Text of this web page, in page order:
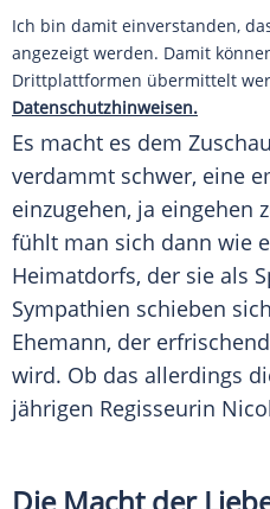
Ich bin damit einverstanden,
angezeigt werden. Damit
Drittplattformen übermittelt
Datenschutzhinweisen.
Es macht es dem
verdammt schwer, eine
einzugehen, ja eingehen
fühlt man sich dann wie
Heimatdorfs, der sie als
Sympathien schieben
Ehemann, der
wird. Ob das allerdings
jährigen Regisseurin